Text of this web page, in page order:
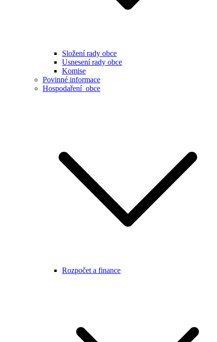
Složení rady obce
Usnesení rady obce
Komise
Povinné informace
Hospodaření obce
Rozpočet a finance